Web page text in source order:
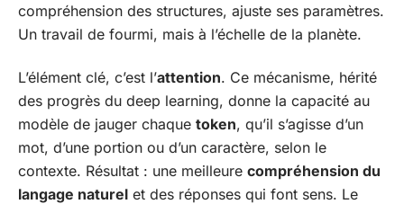
compréhension des structures, ajuste ses paramètres.
Un travail de fourmi, mais à l’échelle de la planète.
L’élément clé, c’est l’attention. Ce mécanisme, hérité
des progrès du deep learning, donne la capacité au
modèle de jauger chaque token, qu’il s’agisse d’un
mot, d’une portion ou d’un caractère, selon le
contexte. Résultat : une meilleure compréhension du
langage naturel et des réponses qui font sens. Le